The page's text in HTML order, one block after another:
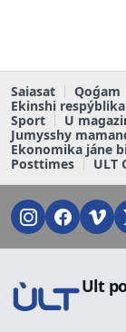
Saiasat Qoǵam
Ekinshi respýblika
Sport
U
Jumysshy
Ekonomika jáne
Posttimes
ULT
Ult